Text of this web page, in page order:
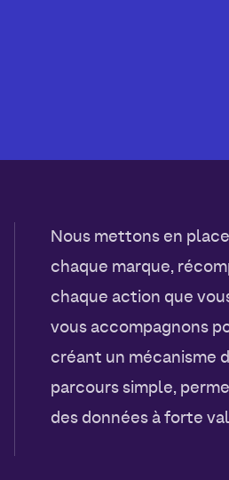
Nous mettons en
chaque marque,
chaque action que
vous accompagnons
créant un mécanisme
parcours simple,
des données à forte